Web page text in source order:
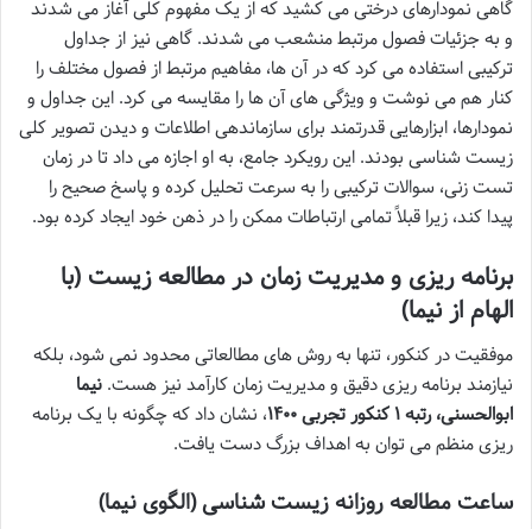
گاهی نمودارهای درختی می کشید که از یک مفهوم کلی آغاز می شدند
و به جزئیات فصول مرتبط منشعب می شدند. گاهی نیز از جداول
ترکیبی استفاده می کرد که در آن ها، مفاهیم مرتبط از فصول مختلف را
کنار هم می نوشت و ویژگی های آن ها را مقایسه می کرد. این جداول و
نمودارها، ابزارهایی قدرتمند برای سازماندهی اطلاعات و دیدن تصویر کلی
زیست شناسی بودند. این رویکرد جامع، به او اجازه می داد تا در زمان
تست زنی، سوالات ترکیبی را به سرعت تحلیل کرده و پاسخ صحیح را
پیدا کند، زیرا قبلاً تمامی ارتباطات ممکن را در ذهن خود ایجاد کرده بود.
برنامه ریزی و مدیریت زمان در مطالعه زیست (با
الهام از نیما)
موفقیت در کنکور، تنها به روش های مطالعاتی محدود نمی شود، بلکه
نیازمند برنامه ریزی دقیق و مدیریت زمان کارآمد نیز هست. نیما
ابوالحسنی، رتبه ۱ کنکور تجربی ۱۴۰۰
، نشان داد که چگونه با یک برنامه
ریزی منظم می توان به اهداف بزرگ دست یافت.
ساعت مطالعه روزانه زیست شناسی (الگوی نیما)